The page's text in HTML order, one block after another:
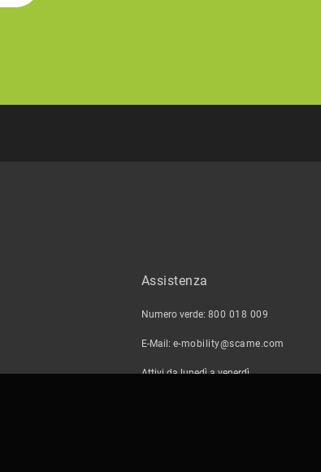
Assistenza
Numero verde: 800 018 009
E-Mail: e-mobility@scame.com
Attivi da lunedì a venerdì